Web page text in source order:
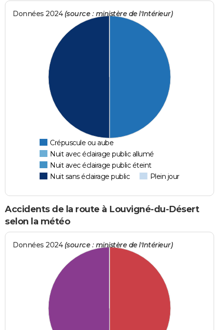
Données 2024 (source : ministère de l'Intérieur)
Crépuscule ou aube
Nuit avec éclairage public allumé
Nuit avec éclairage public éteint
Nuit sans éclairage public
Plein jour
Accidents de la route à Louvigné-du-Désert
selon la météo
Données 2024 (source : ministère de l'Intérieur)